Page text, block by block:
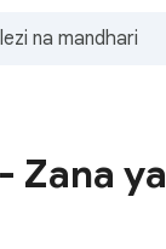
Zana ya